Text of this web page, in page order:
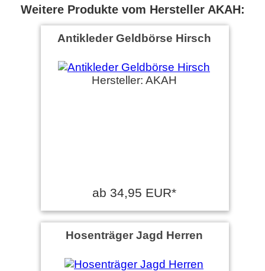
Weitere Produkte vom Hersteller AKAH:
Antikleder Geldbörse Hirsch
Hersteller: AKAH
ab 34,95 EUR*
Hosenträger Jagd Herren